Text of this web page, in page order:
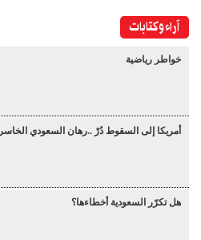
آراء وكتابات
خواطر رياضية
أمريكا إلى السقوط دُرْ ..رهان السعودي الخاسر
هل تكرّر السعودية أخطاءها؟